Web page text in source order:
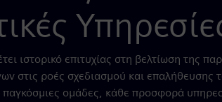
ιστορικό επιτυχίας στη βελτίωση της
στις ροές σχεδιασμού και επαλήθευσης
ομάδες, κάθε προσφορά